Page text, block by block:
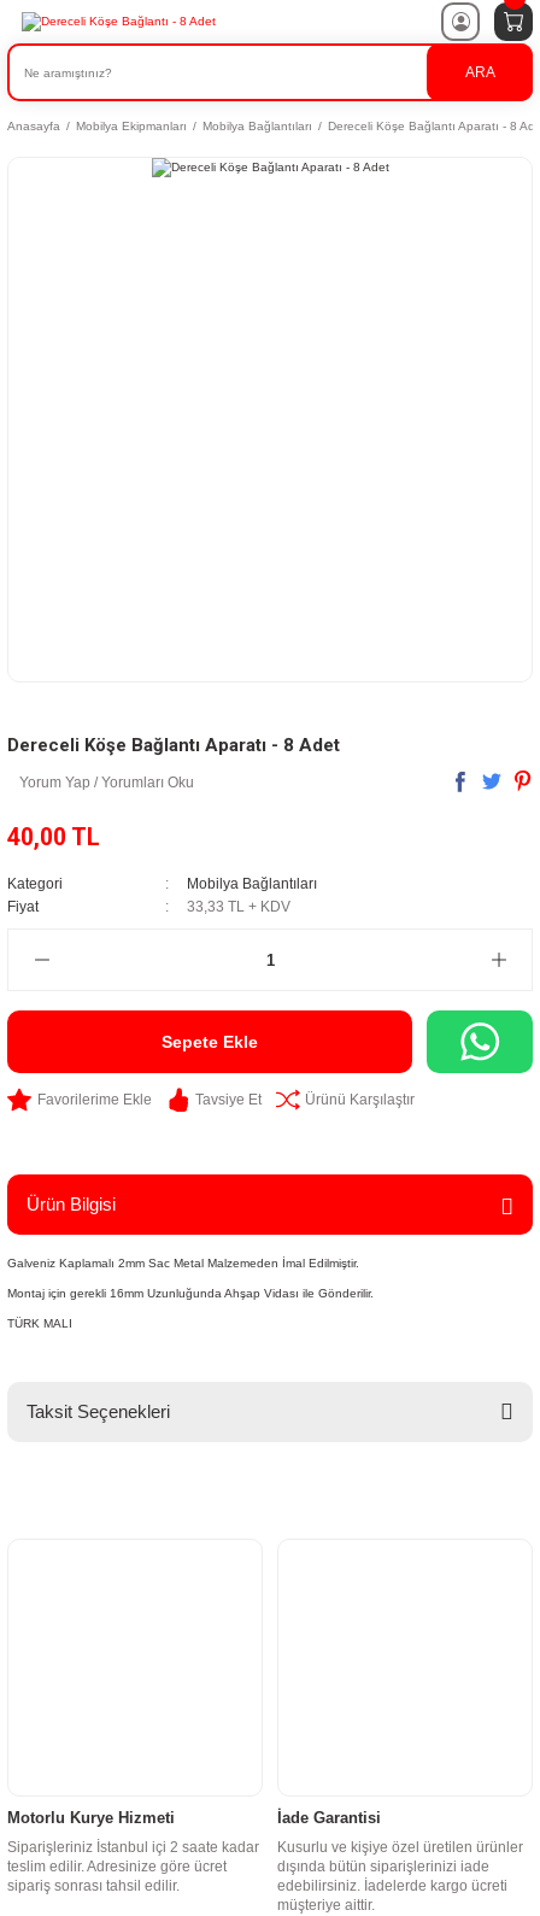
ARA
Anasayfa Mobilya Ekipmanları Mobilya Bağlantıları Dereceli Köşe Bağlantı Aparatı - 8
Dereceli Köşe Bağlantı Aparatı - 8 Adet
Yorum Yap / Yorumları Oku
40,00 TL
Kategori
Mobilya Bağlantıları
Fiyat
33,33 TL + KDV
Sepete Ekle
Tavsiye Et Ürünü Karşılaştır
Ürün Bilgisi
Galveniz Kaplamalı 2mm Sac Metal Malzemeden İmal Edilmiştir.
Montaj için gerekli 16mm Uzunluğunda Ahşap Vidası ile Gönderilir.
TÜRK MALI
Taksit Seçenekleri
Motorlu Kurye Hizmeti
Siparişleriniz İstanbul içi 2 saate kadar
teslim edilir. Adresinize göre ücret
sipariş sonrası tahsil edilir.
İade Garantisi
Kusurlu ve kişiye özel üretilen ürünler
dışında bütün siparişlerinizi iade
edebilirsiniz. İadelerde kargo ücreti
müşteriye aittir.